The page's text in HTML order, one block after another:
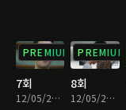
PREMIUM
7회
12/05/2019 • 30분
PREMIUM
8회
12/05/2019 • 33분